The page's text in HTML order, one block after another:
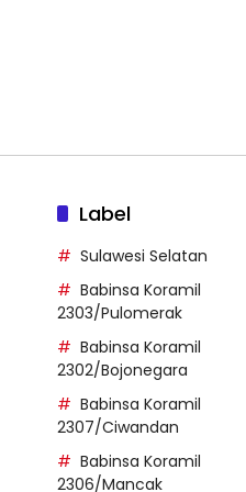
Label
Sulawesi Selatan
Babinsa Koramil
2303/Pulomerak
Babinsa Koramil
2302/Bojonegara
Babinsa Koramil
2307/Ciwandan
Babinsa Koramil
2306/Mancak